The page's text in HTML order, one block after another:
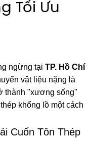
Tối Ưu
ngừng tại TP. Hồ Chí
vật liệu nặng là
thành "xương sống"
khổng lồ một cách
Cuốn Tôn Thép